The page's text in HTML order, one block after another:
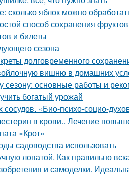
яблок можно
способ сохранения фруктов
и билеты
сезона
долговременного
вишню в домашних
сезону: основные работы и
богатый урожай
«Био-психо-социо-
в крови.. Лечение
«Крот»
садоводства использовать
лопатой. Как правильно
и самоделки.